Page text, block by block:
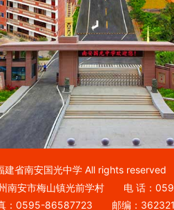
建省南安国光中学 All rights reserved
州南安市梅山镇光前学村 电 话：
：0595-86587723 邮编：362321